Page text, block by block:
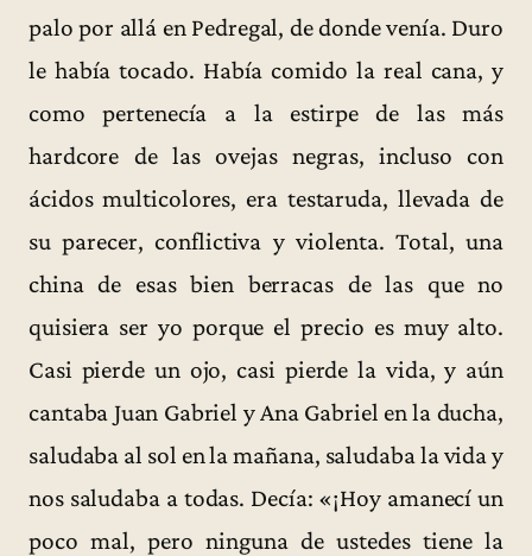
palo por allá en Pedregal, de donde venía. Duro
le había tocado. Había comido la real cana, y
como pertenecía a la estirpe de las más
hardcore de las ovejas negras, incluso con
ácidos multicolores, era testaruda, llevada de
su parecer, conflictiva y violenta. Total, una
china de esas bien berracas de las que no
quisiera ser yo porque el precio es muy alto.
Casi pierde un ojo, casi pierde la vida, y aún
cantaba Juan Gabriel y Ana Gabriel en la ducha,
saludaba al sol en la mañana, saludaba la vida y
nos saludaba a todas. Decía: «¡Hoy amanecí un
poco mal, pero ninguna de ustedes tiene la